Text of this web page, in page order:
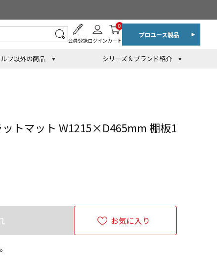
会員登録ログインカート
0
プロユース製品
フ以外の商品 シリーズ＆ブランド紹介
トマット W1215×D465mm 棚板1
お気に入り